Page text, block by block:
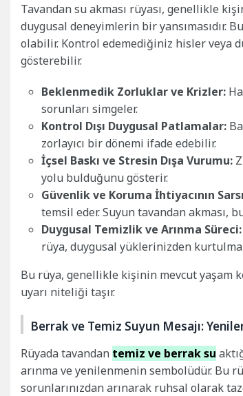
Tavandan su akması rüyası, genellikle
duygusal deneyimlerin bir yansımasıdır.
olabilir. Kontrol edemediğiniz hisler veya
gösterebilir.
Beklenmedik Zorluklar ve Krizler:
sorunları simgeler.
Kontrol Dışı Duygusal Patlamalar:
zorlayıcı bir dönemi ifade edebilir.
İçsel Baskı ve Stresin Dışa Vurumu:
yolu bulduğunu gösterir.
Güvenlik ve Koruma İhtiyacının
temsil eder. Suyun tavandan akması,
Duygusal Temizlik ve Arınma Süreci:
rüya, duygusal yüklerinizden kurtulma
Bu rüya, genellikle kişinin mevcut yaşam
uyarı niteliği taşır.
Berrak ve Temiz Suyun Mesajı:
Rüyada tavandan temiz ve berrak su
arınma ve yenilenmenin sembolüdür. Bu
sorunlarınızdan arınarak ruhsal olarak